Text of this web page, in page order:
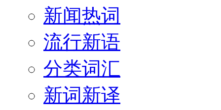
新闻热词
流行新语
分类词汇
新词新译